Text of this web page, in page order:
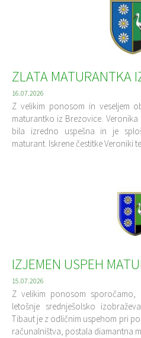
ZLATA MATURANTKA
16.07.2026
Z velikim ponosom in veseljem
maturantko iz Brezovice.
bila izredno uspešna in je
maturant. Iskrene čestitke Veroniki
IZJEMEN USPEH
15.07.2026
Z velikim ponosom
letošnje srednješolsko
Tibaut je z odličnim uspehom pri
računalništva, postala diamantna
Oskrba s pitno vodo
Ravnanje s komunalnimi odpadki